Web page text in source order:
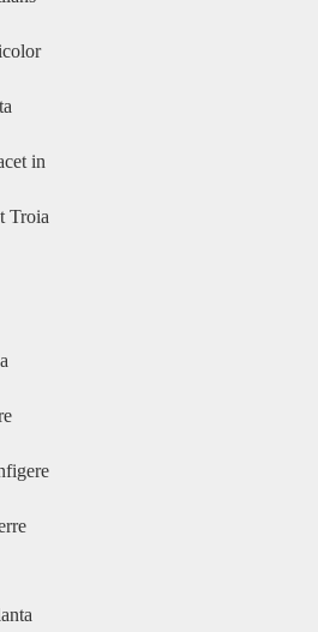
in
Troia